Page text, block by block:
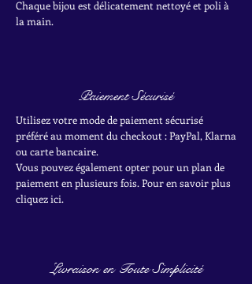
Chaque bijou est délicatement nettoyé et poli à
la main.
Paiement Sécurisé
Utilisez votre mode de paiement sécurisé
préféré au moment du checkout : PayPal, Klarna
ou carte bancaire.
Vous pouvez également opter pour un plan de
paiement en plusieurs fois. Pour en savoir plus
cliquez ici.
Livraison en Toute Simplicité